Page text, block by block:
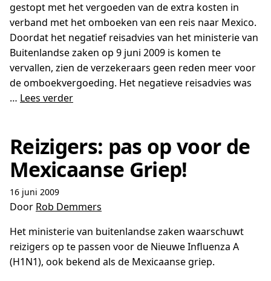
gestopt met het vergoeden van de extra kosten in
verband met het omboeken van een reis naar Mexico.
Doordat het negatief reisadvies van het ministerie van
Buitenlandse zaken op 9 juni 2009 is komen te
vervallen, zien de verzekeraars geen reden meer voor
de omboekvergoeding. Het negatieve reisadvies was
… Lees verder
Reizigers: pas op voor de
Mexicaanse Griep!
16 juni 2009
Door Rob Demmers
Het ministerie van buitenlandse zaken waarschuwt
reizigers op te passen voor de Nieuwe Influenza A
(H1N1), ook bekend als de Mexicaanse griep.